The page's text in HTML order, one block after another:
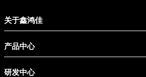
关于鑫鸿佳
产品中心
研发中心